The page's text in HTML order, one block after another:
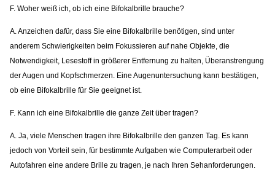
F. Woher weiß ich, ob ich eine Bifokalbrille brauche?
A. Anzeichen dafür, dass Sie eine Bifokalbrille benötigen, sind unter
anderem Schwierigkeiten beim Fokussieren auf nahe Objekte, die
Notwendigkeit, Lesestoff in größerer Entfernung zu halten, Überanstrengung
der Augen und Kopfschmerzen. Eine Augenuntersuchung kann bestätigen,
ob eine Bifokalbrille für Sie geeignet ist.
F. Kann ich eine Bifokalbrille die ganze Zeit über tragen?
A. Ja, viele Menschen tragen ihre Bifokalbrille den ganzen Tag. Es kann
jedoch von Vorteil sein, für bestimmte Aufgaben wie Computerarbeit oder
Autofahren eine andere Brille zu tragen, je nach Ihren Sehanforderungen.